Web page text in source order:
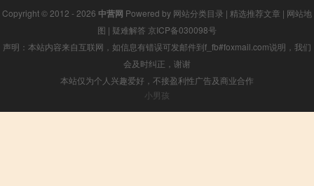
Copyright © 2012 - 2026 中营网 Powered by 网站分类目录 | 精选推荐文章 | 网站地
图 | 疑难解答 京ICP备030098号
声明：本站内容来自互联网，如信息有错误可发邮件到f_fb#foxmail.com说明，我们
会及时纠正，谢谢
本站仅为个人兴趣爱好，不接盈利性广告及商业合作
小男孩